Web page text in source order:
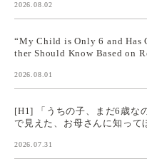
2026.08.02
“My Child is Only 6 and Has
ther Should Know Based on
2026.08.01
[H1] 「うちの子、まだ6歳な
で見えた、お母さんに知って
2026.07.31